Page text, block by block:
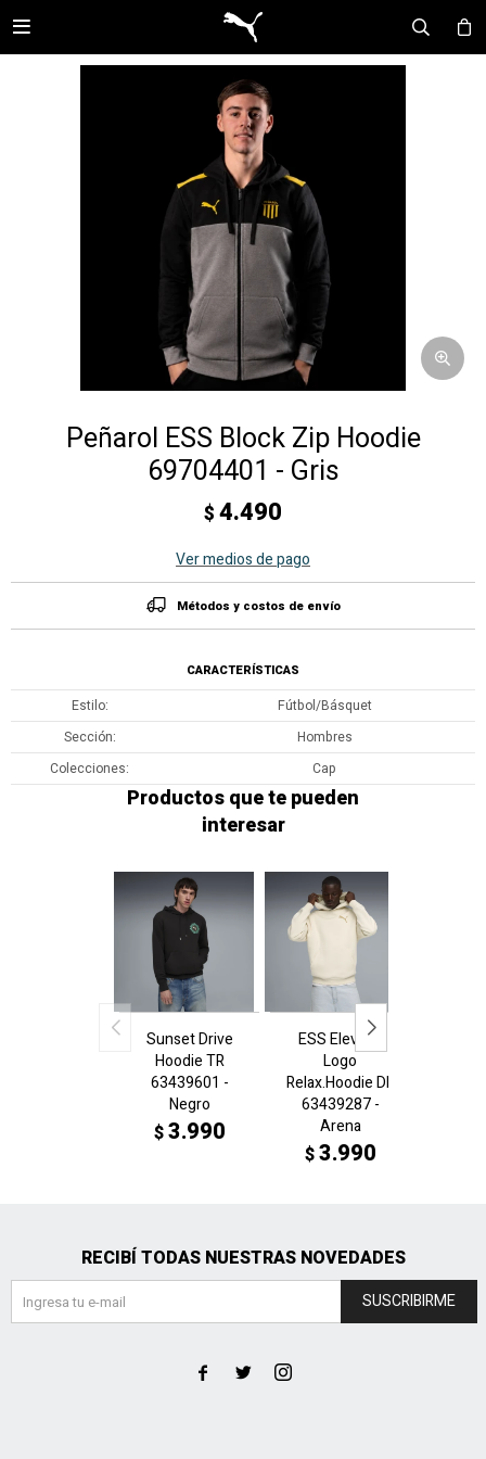

Peñarol ESS Block Zip Hoodie
69704401 - Gris
$ 4.490
Ver medios de pago
Métodos y costos de envío
CARACTERÍSTICAS
Estilo
Fútbol/Básquet
Sección
Hombres
Colecciones
Cap
Productos que te pueden
interesar
Sunset Drive
Hoodie TR
63439601 -
Negro
$3.990
ESS Elev.Cat
Logo
Relax.Hoodie DK
63439287 -
Arena
$3.990
RECIBÍ TODAS NUESTRAS NOVEDADES
SUSCRIBIRME
  